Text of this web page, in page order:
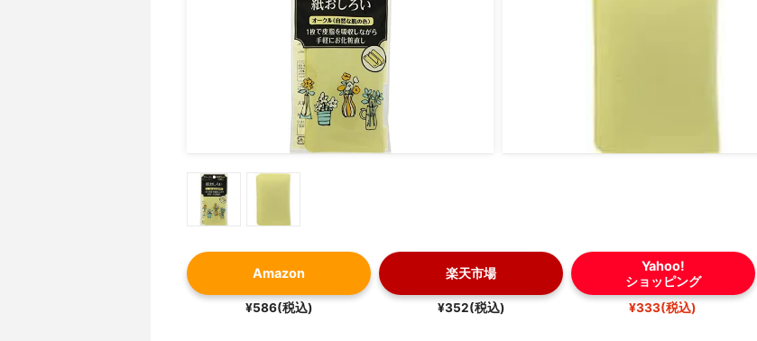
Amazon
¥586(税込)
楽天市場
¥352(税込)
Yahoo!
ショッピング
¥333(税込)